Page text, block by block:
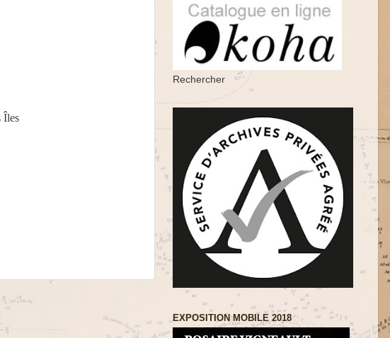
Îles
Rechercher
EXPOSITION MOBILE 2018